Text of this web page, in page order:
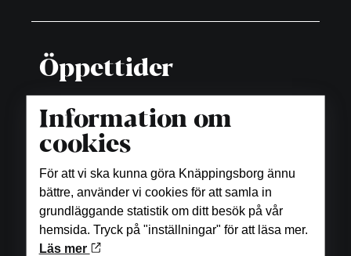
Öppettider
Butiker
Måndag-fredag: 10.00-18.00
Lördag: 10.00-16.00
Matställen
Se öppettider under respektive restaurang, bar
samt fikaställe.
Information om
cookies
För att vi ska kunna göra Knäppingsborg ännu
bättre, använder vi cookies för att samla in
grundläggande statistik om ditt besök på vår
hemsida. Tryck på "inställningar" för att läsa mer.
Läs mer